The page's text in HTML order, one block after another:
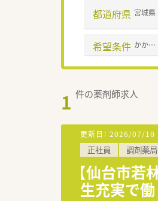
都道府県 宮城県
希望条件 かかりつけ薬剤師
1 件の薬剤師求人
更新日： 2026/07/10
正社員 調剤薬局
【仙台市
生充実で